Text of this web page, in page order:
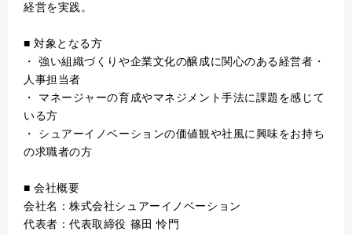
経営を実践。
■ 対象となる方
・ 強い組織づくりや企業文化の醸成に関心のある経営者・
人事担当者
・ マネージャーの育成やマネジメント手法に課題を感じて
いる方
・ シュアーイノベーションの価値観や社風に興味をお持ち
の求職者の方
■ 会社概要
会社名：株式会社シュアーイノベーション
代表者：代表取締役 篠田 怜門